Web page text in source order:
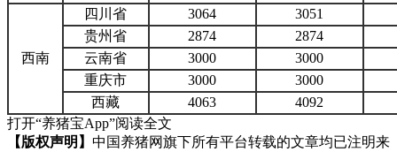
西南
四川省 3064
3051
贵州省
2874
2874
云南省
3000
3000
重庆市
3000
3000
西藏
4063
4092
打开“养猪宝App”阅读全文
【版权声明】 中国养猪网旗下所有平台转载的文章均已注明来